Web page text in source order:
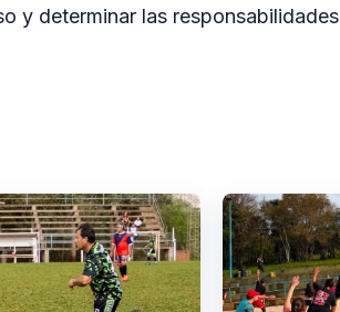
y determinar las responsabilidades